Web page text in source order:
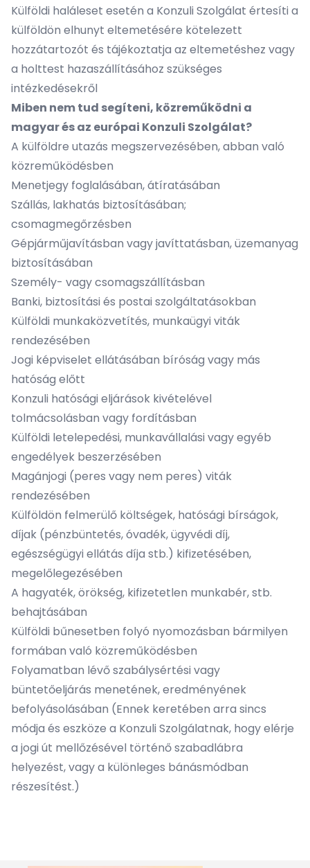
Külföldi haláleset esetén a Konzuli Szolgálat értesíti a
külföldön elhunyt eltemetésére kötelezett
hozzátartozót és tájékoztatja az eltemetéshez vagy
a holttest hazaszállításához szükséges
intézkedésekről
Miben nem tud segíteni, közreműködni a
magyar és az európai Konzuli Szolgálat?
A külföldre utazás megszervezésében, abban való
közreműködésben
Menetjegy foglalásában, átíratásában
Szállás, lakhatás biztosításában;
csomagmegőrzésben
Gépjárműjavításban vagy javíttatásban, üzemanyag
biztosításában
Személy- vagy csomagszállításban
Banki, biztosítási és postai szolgáltatásokban
Külföldi munkaközvetítés, munkaügyi viták
rendezésében
Jogi képviselet ellátásában bíróság vagy más
hatóság előtt
Konzuli hatósági eljárások kivételével
tolmácsolásban vagy fordításban
Külföldi letelepedési, munkavállalási vagy egyéb
engedélyek beszerzésében
Magánjogi (peres vagy nem peres) viták
rendezésében
Külföldön felmerülő költségek, hatósági bírságok,
díjak (pénzbüntetés, óvadék, ügyvédi díj,
egészségügyi ellátás díja stb.) kifizetésében,
megelőlegezésében
A hagyaték, örökség, kifizetetlen munkabér, stb.
behajtásában
Külföldi bűnesetben folyó nyomozásban bármilyen
formában való közreműködésben
Folyamatban lévő szabálysértési vagy
büntetőeljárás menetének, eredményének
befolyásolásában (Ennek keretében arra sincs
módja és eszköze a Konzuli Szolgálatnak, hogy elérje
a jogi út mellőzésével történő szabadlábra
helyezést, vagy a különleges bánásmódban
részesítést.)